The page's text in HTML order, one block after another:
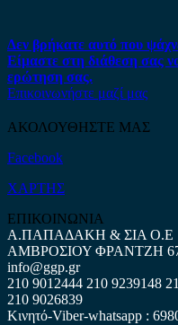
Δεν βρήκατε αυτό που
Είμαστε στη διάθεση σας
ερώτηση σας.
Επικοινωνήστε μαζί μας
ΑΚΟΛΟΥΘΗΣΤΕ ΜΑΣ
Facebook
ΧΑΡΤΗΣ
ΕΠΙΚΟΙΝΩΝΙΑ
Α.ΠΑΠΑΔΑΚΗ & ΣΙΑ Ο.Ε
ΑΜΒΡΟΣΙΟΥ ΦΡΑΝΤΖΗ
info@ggp.gr
210 9012444 210 9239148
210 9026839
Κινητό-Viber-whatsapp :